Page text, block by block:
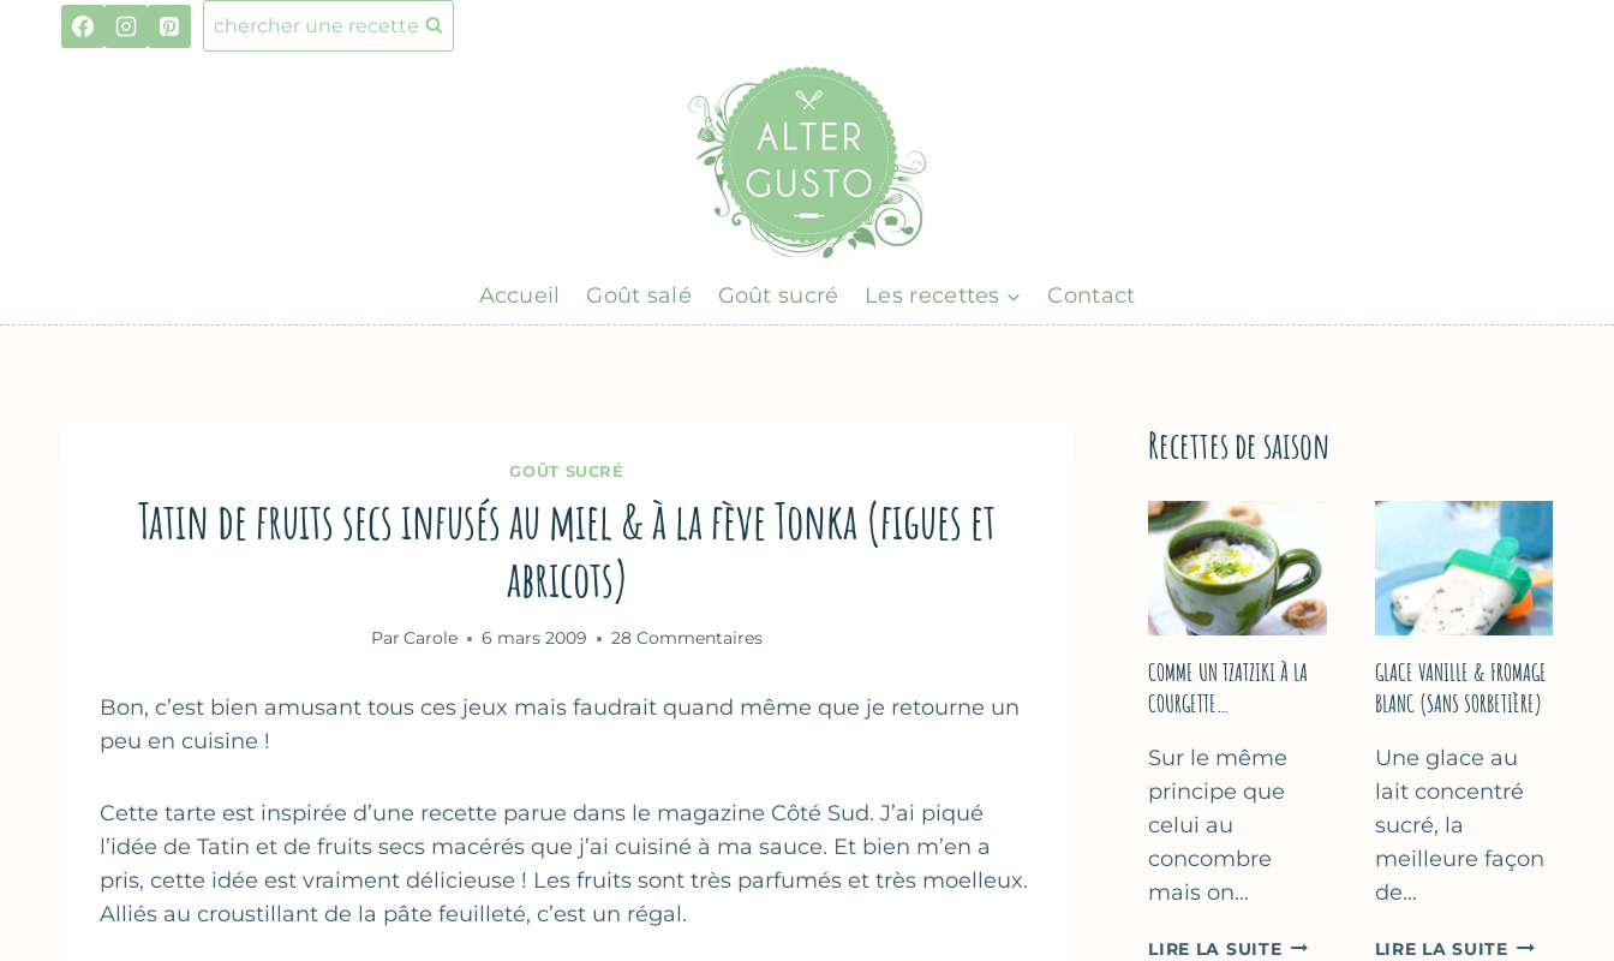
chercher une recette
Accueil Goût salé Goût sucré Les recettes Contact
GOÛT SUCRÉ
Tatin de fruits secs infusés au miel & à la fève Tonka (figues et
abricots)
Par Carole 6 mars 2009 28 Commentaires
Bon, c’est bien amusant tous ces jeux mais faudrait quand même que je retourne un
peu en cuisine !
Cette tarte est inspirée d’une recette parue dans le magazine Côté Sud. J’ai piqué
l’idée de Tatin et de fruits secs macérés que j’ai cuisiné à ma sauce. Et bien m’en a
pris, cette idée est vraiment délicieuse ! Les fruits sont très parfumés et très moelleux.
Alliés au croustillant de la pâte feuilleté, c’est un régal.
Recettes de saison
COMME UN TZATZIKI À LA
COURGETTE…
Sur le même
principe que
celui au
concombre
mais on…
LIRE LA SUITECOMME
GLACE VANILLE & FROMAGE
BLANC (SANS SORBETIÈRE)
Une glace au
lait concentré
sucré, la
meilleure façon
de…
LIRE LA SUITEGLACE